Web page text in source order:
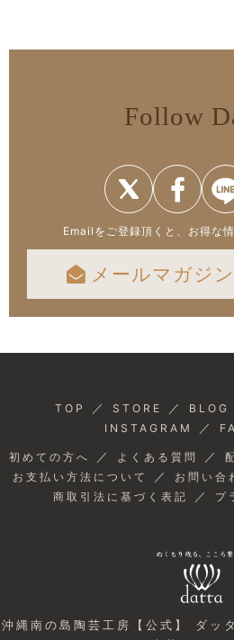
Follow
Emailをご登録頂くと、お得な
メールマガジ
TOP ／ STORE ／ BLOG
INSTAGRAM ／
初めての方へ ／ よくある質問 ／
お支払い方法について ／ お問い合
商取引法に基づく表記
／ プ
沖縄南の島陶芸工房【公式】 ダ